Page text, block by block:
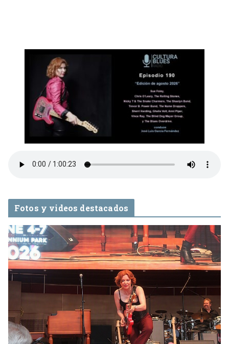
Fotos y videos destacados